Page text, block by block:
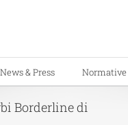
News & Press Normative
Borderline di